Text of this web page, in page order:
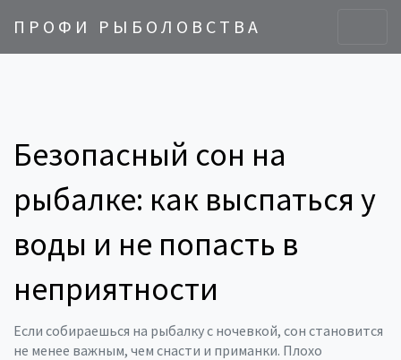
ПРОФИ РЫБОЛОВСТВА
Безопасный сон на
рыбалке: как выспаться у
воды и не попасть в
неприятности
Если собираешься на рыбалку с ночевкой, сон становится
не менее важным, чем снасти и приманки. Плохо